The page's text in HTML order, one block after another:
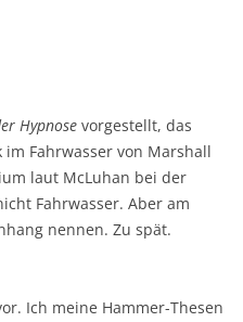
Hypnose vorgestellt, das
Fahrwasser von Marshall
laut McLuhan bei der
Fahrwasser. Aber am
nennen. Zu spät.
Ich meine Hammer-Thesen